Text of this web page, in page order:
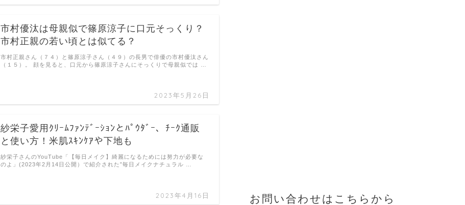
市村優汰は母親似で篠原涼子に口元そっくり？
市村正親の若い頃とは似てる？
2023年5月26日
市村正親さん（７４）と篠原涼子さん（４９）の長男で俳優の市村優汰さん
（１５）。 顔を見ると、口元から篠原涼子さんにそっくりで母親似では …
紗栄子愛用ｸﾘｰﾑﾌｧﾝﾃﾞｰｼｮﾝとﾊﾟｳﾀﾞｰ、ﾁｰｸ通販
と使い方！米肌ｽｷﾝｹｱや下地も
2023年4月16日
紗栄子さんのYouTube「【毎日メイク】綺麗になるためには努力が必要な
のよ」(2023年2月14日公開）で紹介された”毎日メイクナチュラル …
お問い合わせはこちらから